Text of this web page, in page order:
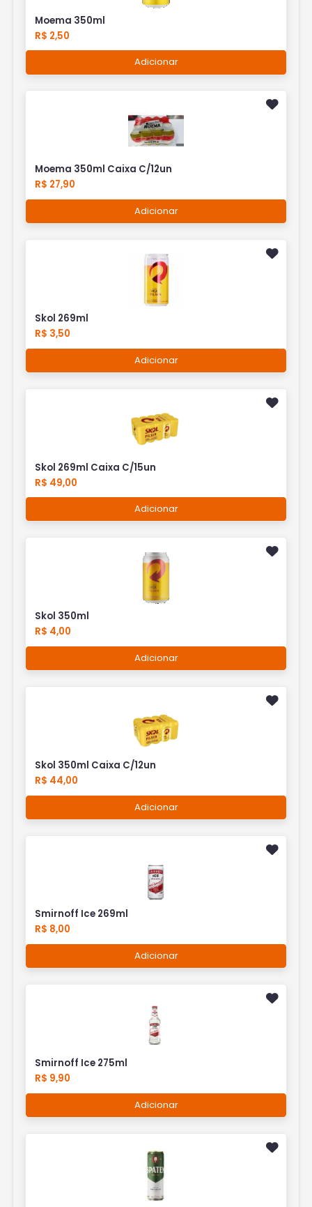
Moema 350ml
R$ 2,50
Adicionar
Moema 350ml Caixa C/12un
R$ 27,90
Adicionar
Skol 269ml
R$ 3,50
Adicionar
Skol 269ml Caixa C/15un
R$ 49,00
Adicionar
Skol 350ml
R$ 4,00
Adicionar
Skol 350ml Caixa C/12un
R$ 44,00
Adicionar
Smirnoff Ice 269ml
R$ 8,00
Adicionar
Smirnoff Ice 275ml
R$ 9,90
Adicionar